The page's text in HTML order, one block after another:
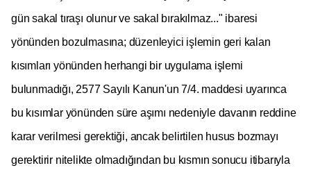
gün sakal tıraşı olunur ve sakal bırakılmaz..." ibaresi
yönünden bozulmasına; düzenleyici işlemin geri kalan
kısımları yönünden herhangi bir uygulama işlemi
bulunmadığı, 2577 Sayılı Kanun'un 7/4. maddesi uyarınca
bu kısımlar yönünden süre aşımı nedeniyle davanın reddine
karar verilmesi gerektiği, ancak belirtilen husus bozmayı
gerektirir nitelikte olmadığından bu kısmın sonucu itibarıyla